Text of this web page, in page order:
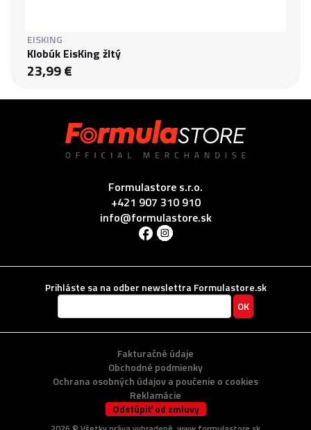
EISKING
Klobúk EisKing žltý
23,99 €
Formulastore s.r.o.
+421 907 310 910
info@formulastore.sk
Prihláste sa na odber newslettra Formulastore.sk
Fakturačné údaje
Obchodné podmienky
Ochrana osobných údajov a poučenie o cookies
Reklamácie
Odstúpiť od zmluvy